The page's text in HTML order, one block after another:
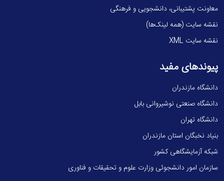
معاونت پشتیبانی، دانشجویی و فرهنگی
نقشه سایت (همه لینک‌ها)
نقشه سایت XML
پیوندهای مفید
دانشگاه مازندران
دانشگاه صنعتی نوشیروانی بابل
دانشگاه تهران
بنیاد نخبگان استان مازندران
شبکه آزمایشگاهی کشور
سازمان امور دانشجوئی وزارت علوم و تحقیقات و فناوری